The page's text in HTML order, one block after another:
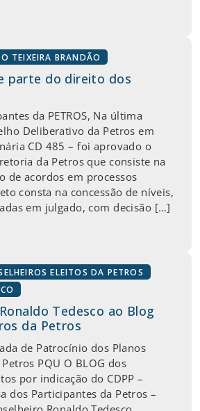
TEIXEIRA BRANDÃO
parte do direito dos
da PETROS, Na última
Deliberativo da Petros em
CD 485 – foi aprovado o
da Petros que consiste na
de acordos em processos
consta na concessão de níveis,
em julgado, com decisão […]
ELEITOS DA PETROS
Tedesco ao Blog
da Petros
de Patrocínio dos Planos
PQU O BLOG dos
por indicação do CDPP –
dos Participantes da Petros –